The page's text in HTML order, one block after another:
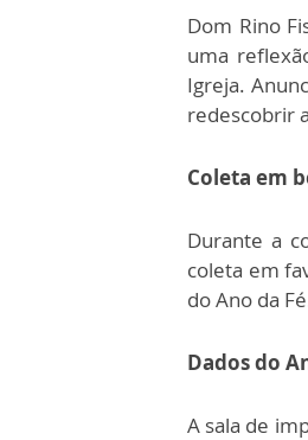
Dom Rino
uma
Igreja.
redescobrir
Coleta em
Durante a
coleta em
do Ano da
Dados do
A sala de